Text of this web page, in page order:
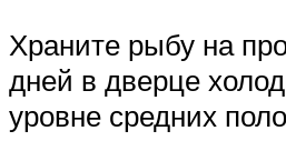
Храните рыбу на
дней в дверце
уровне средних